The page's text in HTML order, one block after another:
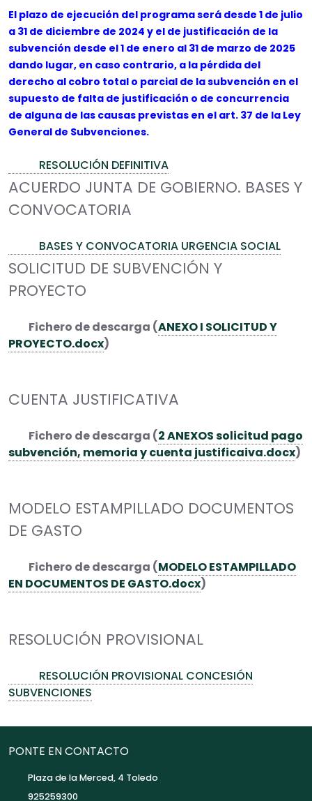
El plazo de ejecución del programa será desde 1 de julio
a 31 de diciembre de 2024 y el de justificación de la
subvención desde el 1 de enero al 31 de marzo de 2025
dando lugar, en caso contrario, a la pérdida del
derecho al cobro total o parcial de la subvención en el
supuesto de falta de justificación o de concurrencia
de alguna de las causas previstas en el art. 37 de la Ley
General de Subvenciones.
RESOLUCIÓN DEFINITIVA
ACUERDO JUNTA DE GOBIERNO. BASES Y
CONVOCATORIA
BASES Y CONVOCATORIA URGENCIA SOCIAL
SOLICITUD DE SUBVENCIÓN Y
PROYECTO
Fichero de descarga (ANEXO I SOLICITUD Y
PROYECTO.docx)
CUENTA JUSTIFICATIVA
Fichero de descarga (2 ANEXOS solicitud pago
subvención, memoria y cuenta justificaiva.docx)
MODELO ESTAMPILLADO DOCUMENTOS
DE GASTO
Fichero de descarga (MODELO ESTAMPILLADO
EN DOCUMENTOS DE GASTO.docx)
RESOLUCIÓN PROVISIONAL
RESOLUCIÓN PROVISIONAL CONCESIÓN
SUBVENCIONES
PONTE EN CONTACTO
Plaza de la Merced, 4 Toledo
925259300